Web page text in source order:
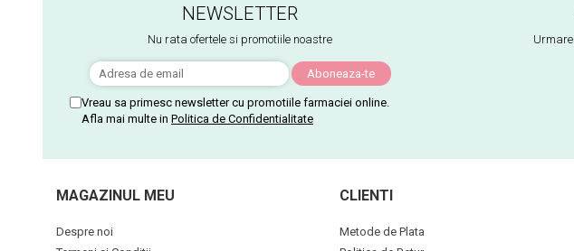
NEWSLETTER
Nu rata ofertele si promotiile noastre
Vreau sa primesc newsletter cu promotiile farmaciei online.
Afla mai multe in Politica de Confidentialitate
MAGAZINUL MEU
Despre noi
CLIENTI
Metode de Plata